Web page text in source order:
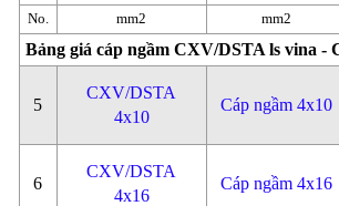
No.
mm2 mm2
Bảng giá cáp ngầm CXV/DSTA ls vina -
5
CXV/DSTA
4x10
Cáp ngầm 4x10
6
CXV/DSTA
4x16
Cáp ngầm 4x16